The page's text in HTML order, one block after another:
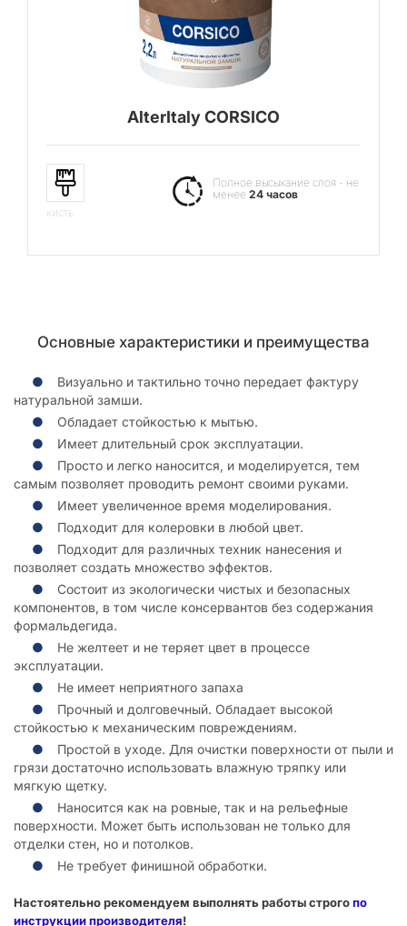
AlterItaly CORSICO
кисть
Полное высыхание слоя - не
менее24 часов
Основные характеристики и преимущества
Визуально и тактильно точно передает фактуру
натуральной замши.
Обладает стойкостью к мытью.
Имеет длительный срок эксплуатации.
Просто и легко наносится, и моделируется, тем
самым позволяет проводить ремонт своими руками.
Имеет увеличенное время моделирования.
Подходит для колеровки в любой цвет.
Подходит для различных техник нанесения и
позволяет создать множество эффектов.
Состоит из экологически чистых и безопасных
компонентов, в том числе консервантов без содержания
формальдегида.
Не желтеет и не теряет цвет в процессе
эксплуатации.
Не имеет неприятного запаха
Прочный и долговечный. Обладает высокой
стойкостью к механическим повреждениям.
Простой в уходе. Для очистки поверхности от пыли и
грязи достаточно использовать влажную тряпку или
мягкую щетку.
Наносится как на ровные, так и на рельефные
поверхности. Может быть использован не только для
отделки стен, но и потолков.
Не требует финишной обработки.
Настоятельно рекомендуем выполнять работы строгопо
инструкции производителя!